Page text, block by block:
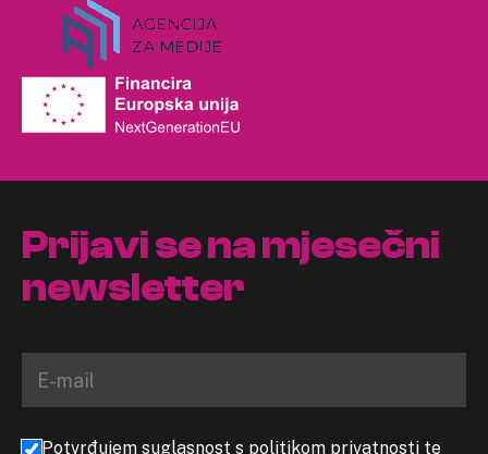
Prijavi se na mjesečni
newsletter
Potvrđujem suglasnost s politikom privatnosti te